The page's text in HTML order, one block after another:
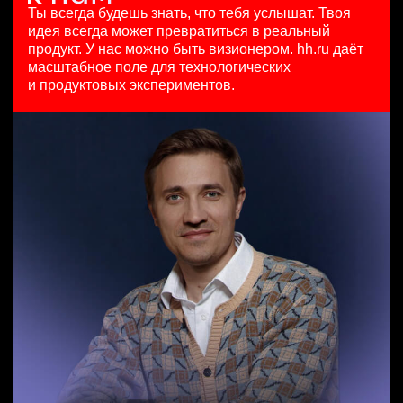
6 авг. 2026
з/п не указана
Москва
HeadHunter::Коммерческий департамент
з/п не указана
Менеджер по привлечению клиентов (B2B)
HeadHunter::Телефонные продажи
29 июл. 2026
450000 ₽
Москва
SMM-менеджер
HeadHunter::Департамент маркетинга
15 июл. 2026
з/п не указана
Ташкент
Ты всегда будешь знать, что тебя услышат. Твоя
идея всегда может превратиться в реальный
продукт. У нас можно быть визионером. hh.ru даёт
масштабное поле для технологических
и продуктовых экспериментов.